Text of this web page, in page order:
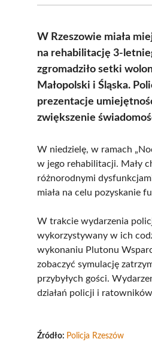
W Rzeszowie miała
na rehabilitację 3-
zgromadziło setki
Małopolski i Śląska.
prezentacje
zwiększenie
W niedzielę, w ramach
w jego rehabilitacji. Mały
różnorodnymi
miała na celu pozyskanie
W trakcie wydarzenia
wykorzystywany w ich
wykonaniu Plutonu
zobaczyć symulację
przybyłych gości.
działań policji i
Źródło: Policja Rzeszów